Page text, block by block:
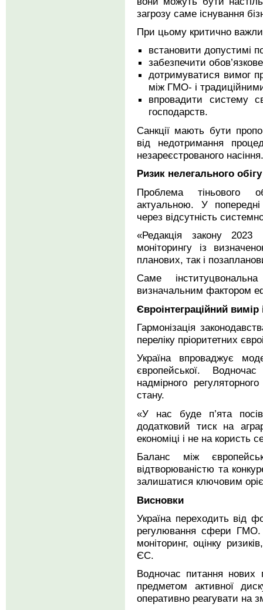
загрозу саме існування
При цьому критично
встановити допустимі
забезпечити
дотримуватися вимог
між ГМО- і
впровадити систему
господарств.
Санкції мають бути
від недотримання
незареєстрованого насіння.
Ризик нелегального обігу
Проблема тіньового
актуальною. У
через відсутність
«Редакція закону 2023
моніторингу із
планових, так і
Саме
визначальним фактором
Євроінтеграційний вимір
Гармонізація
переліку пріоритетних
Україна впроваджує
європейської.
надмірного
стану.
«У нас буде п’ята
додатковий тиск на
економіці і не на користь
Баланс між
відтворюваністю та
залишатися ключовим
Висновки
Україна переходить від
регулювання сфери
моніторинг, оцінку
ЄС.
Водночас питання нових
предметом активної
оперативно реагувати на